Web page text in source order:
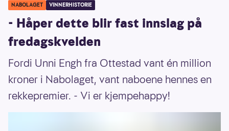
NABOLAGET VINNERHISTORIE
- Håper dette blir fast innslag på
fredagskvelden
Fordi Unni Engh fra Ottestad vant én million
kroner i Nabolaget, vant naboene hennes en
rekkepremier. - Vi er kjempehappy!